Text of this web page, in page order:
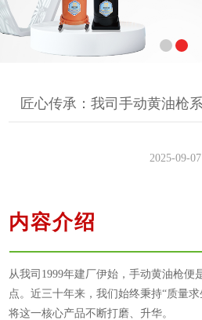
匠心传承：我司手动黄油枪
2025-09-07
内容介绍
从我司1999年建厂伊始，手动黄油枪便
点。近三十年来，我们始终秉持“质量
将这一核心产品不断打磨、升华。